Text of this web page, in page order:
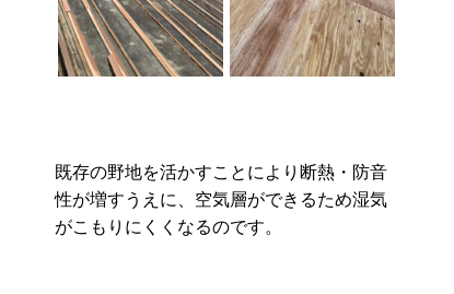
既存の野地を活かすことにより断熱・防音
性が増すうえに、空気層ができるため湿気
がこもりにくくなるのです。